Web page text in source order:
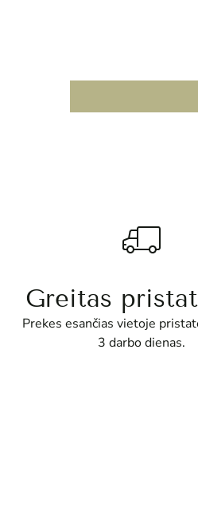
Greitas
Prekes esančias vietoje
3 darbo dienas.